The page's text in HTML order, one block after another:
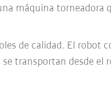
máquina torneadora
de calidad. El robot
se transportan desde